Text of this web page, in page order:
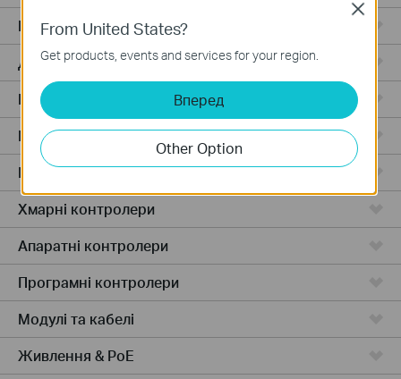
Industrial
Дротові маршрутизатори
Бездротові маршрутизатори
Маршрутизатори 4G WiFi
Маршрутизатори з інтеграціями
Хмарні контролери
Апаратні контролери
Програмні контролери
Модулі та кабелі
Живлення & PoE
From United States?
Get products, events and services for your region.
Вперед
Other Option
Close